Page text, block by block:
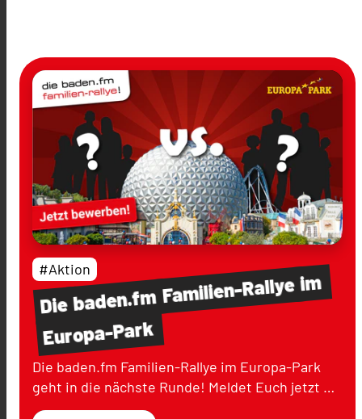
Diebaden.fmFamilien-Rallyeim
Europa-Park
#Aktion
Die baden.fm Familien-Rallye im Europa-Park
geht in die nächste Runde! Meldet Euch jetzt …